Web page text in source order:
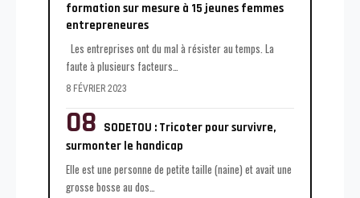
formation sur mesure à 15 jeunes femmes
entrepreneures
Les entreprises ont du mal à résister au temps. La
faute à plusieurs facteurs…
8 FÉVRIER 2023
SODETOU : Tricoter pour survivre,
surmonter le handicap
Elle est une personne de petite taille (naine) et avait une
grosse bosse au dos…